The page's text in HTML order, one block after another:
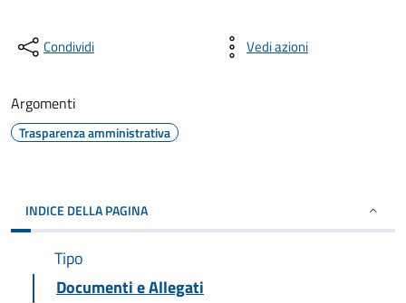
Condividi Vedi azioni
Argomenti
Trasparenza amministrativa
INDICE DELLA PAGINA
Tipo
Documenti e Allegati